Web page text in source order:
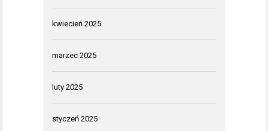
kwiecień 2025
marzec 2025
luty 2025
styczeń 2025